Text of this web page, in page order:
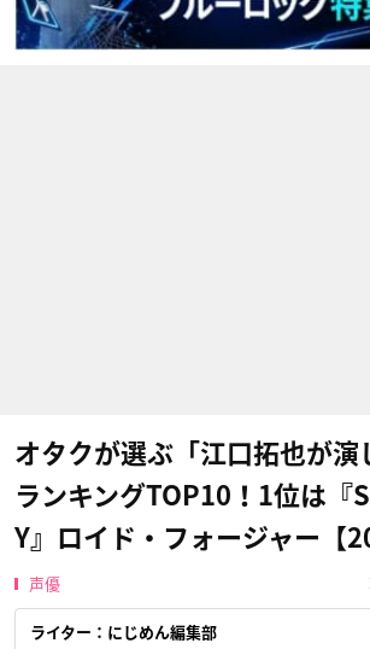
オタクが選ぶ「江口拓也が演
ランキングTOP10！1位は『
Y』ロイド・フォージャー【
声優
ライター：にじめん編集部